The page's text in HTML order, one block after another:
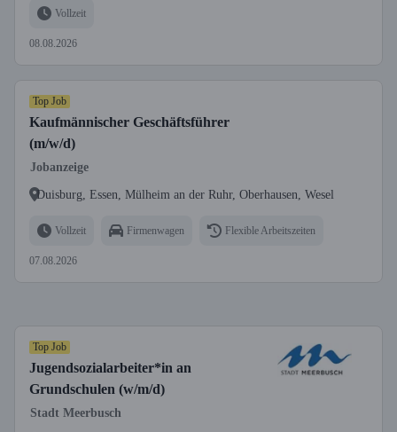
Vollzeit
08.08.2026
Top Job
Kaufmännischer Geschäftsführer
(m/w/d)
Jobanzeige
Duisburg, Essen, Mülheim an der Ruhr, Oberhausen, Wesel
Vollzeit Firmenwagen Flexible Arbeitszeiten
07.08.2026
Top Job
Jugendsozialarbeiter*in an
Grundschulen (w/m/d)
Stadt Meerbusch